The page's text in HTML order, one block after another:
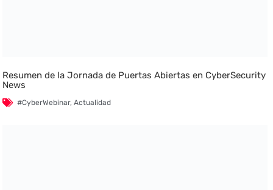
Resumen de la Jornada de Puertas Abiertas en CyberSecurity
News
#CyberWebinar,Actualidad